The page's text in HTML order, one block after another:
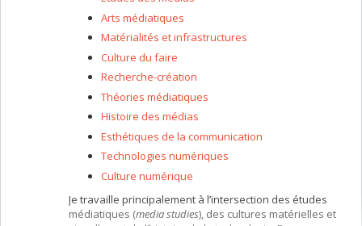
Arts médiatiques
Matérialités et infrastructures
Culture du faire
Recherche-création
Théories médiatiques
Histoire des médias
Esthétiques de la communication
Technologies numériques
Culture numérique
Je travaille principalement à l’intersection des études
médiatiques (media studies), des cultures matérielles et